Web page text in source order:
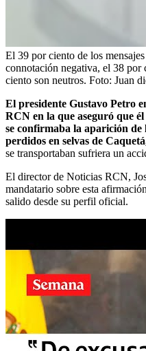
El 39 por ciento de los
connotación negativa, el 38
ciento son neutros. Foto: Juan
El presidente Gustavo Petro
RCN en la que aseguró que
se confirmaba la aparición de
perdidos en selvas de
se transportaban sufriera un
El director de Noticias RCN,
mandatario sobre esta
salido desde su perfil oficial.